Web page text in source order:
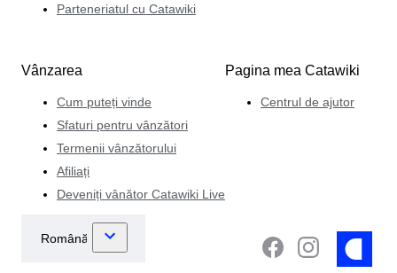
Parteneriatul cu Catawiki
Vânzarea
Cum puteți vinde
Sfaturi pentru vânzători
Termenii vânzătorului
Afiliați
Deveniți vânător Catawiki Live
Pagina mea Catawiki
Centrul de ajutor